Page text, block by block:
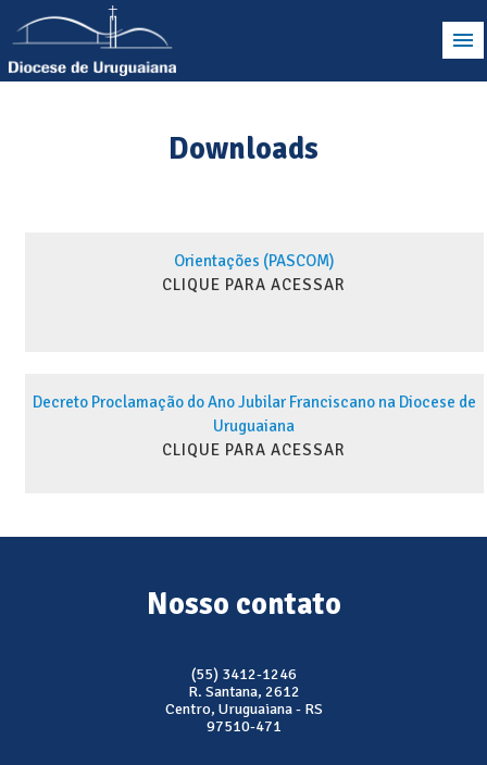
Downloads
Orientações (PASCOM)
CLIQUE PARA ACESSAR
Decreto Proclamação do Ano Jubilar Franciscano na Diocese de
Uruguaiana
CLIQUE PARA ACESSAR
Nosso contato
(55) 3412-1246
R. Santana, 2612
Centro, Uruguaiana - RS
97510-471